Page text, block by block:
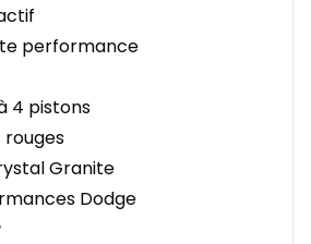
performance
4 pistons
rouges
Granite
Dodge